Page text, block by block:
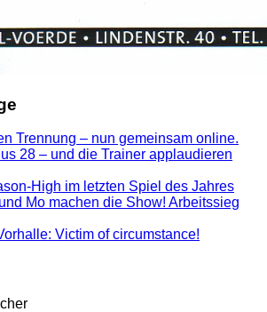
Trennung – nun gemeinsam online.
28 – und die Trainer applaudieren
High im letzten Spiel des Jahres
Mo machen die Show! Arbeitssieg
Victim of circumstance!